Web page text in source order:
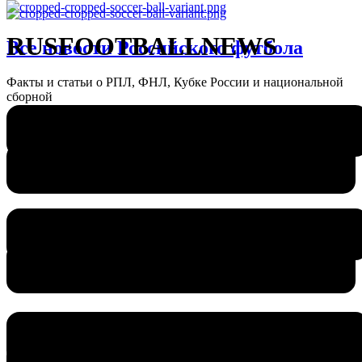
Все новости Российского футбола
Факты и статьи о РПЛ, ФНЛ, Кубке России и национальной
сборной
RUSFOOTBALLNEWS